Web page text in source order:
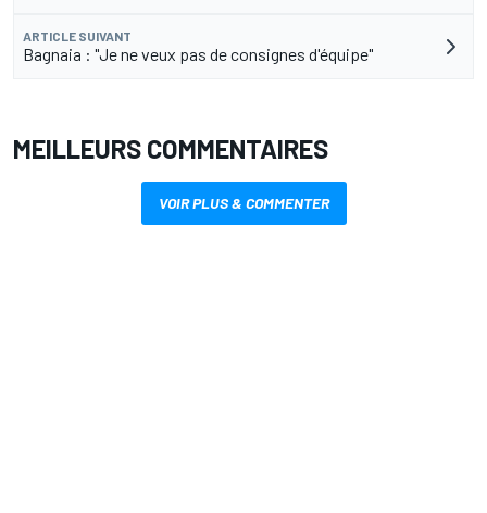
ARTICLE SUIVANT
Bagnaia : "Je ne veux pas de consignes d'équipe"
MEILLEURS COMMENTAIRES
VOIR PLUS & COMMENTER